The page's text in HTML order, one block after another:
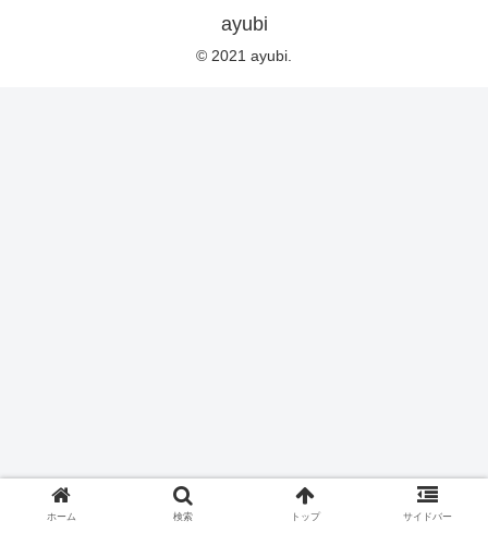
ayubi
© 2021 ayubi.
ホーム 検索 トップ サイドバー